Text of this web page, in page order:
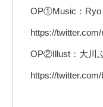
OP①Music：
https://
OP②Illust：大川
https://